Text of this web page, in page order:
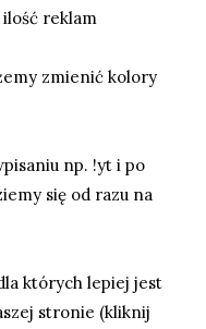
reklam
zmienić kolory
np. !yt i po
się od razu na
których lepiej jest
stronie (kliknij